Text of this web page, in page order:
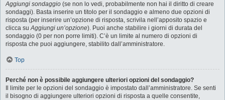
Aggiungi sondaggio (se non lo vedi, probabilmente non hai il diritto di creare
sondaggi). Basta inserire un titolo per il sondaggio e almeno due opzioni di
risposta (per inserire un’opzione di risposta, scrivila nell’apposito spazio e
clicca suAggiungi un’opzione). Puoi anche stabilire i giorni di durata del
sondaggio (0 per non porre limiti). C’è un limite al numero di opzioni di
risposta che puoi aggiungere, stabilito dall’amministratore.
Top
Perché non è possibile aggiungere ulteriori opzioni del sondaggio?
Il limite per le opzioni del sondaggio è impostato dall’amministratore. Se senti
il bisogno di aggiungere ulteriori opzioni di risposta a quelle consentite,